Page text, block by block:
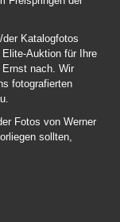
Katalogfotos
Auktion für Ihre
nach. Wir
fotografierten
Fotos von Werner
sollten,